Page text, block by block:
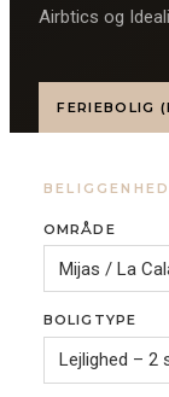
Airbtics og
FERIEBOLIG
OMRÅDE
BOLIGTYPE